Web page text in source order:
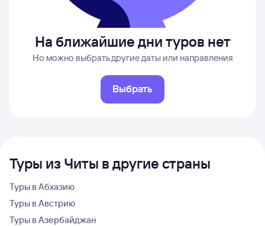
На ближайшие дни туров нет
Но можно выбрать другие даты или направления
Выбрать
Туры из Читы в другие страны
Туры в Абхазию
Туры в Австрию
Туры в Азербайджан